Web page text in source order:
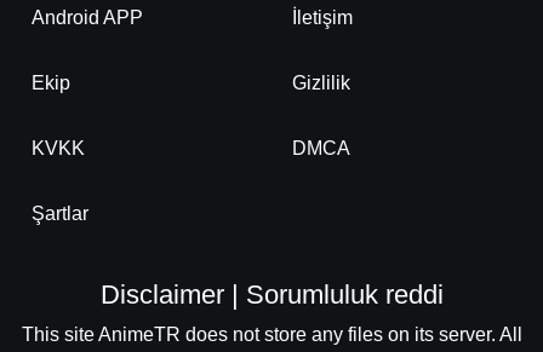
Android APP İletişim
Ekip Gizlilik
KVKK DMCA
Şartlar
Disclaimer | Sorumluluk reddi
This site AnimeTR does not store any files on its server. All